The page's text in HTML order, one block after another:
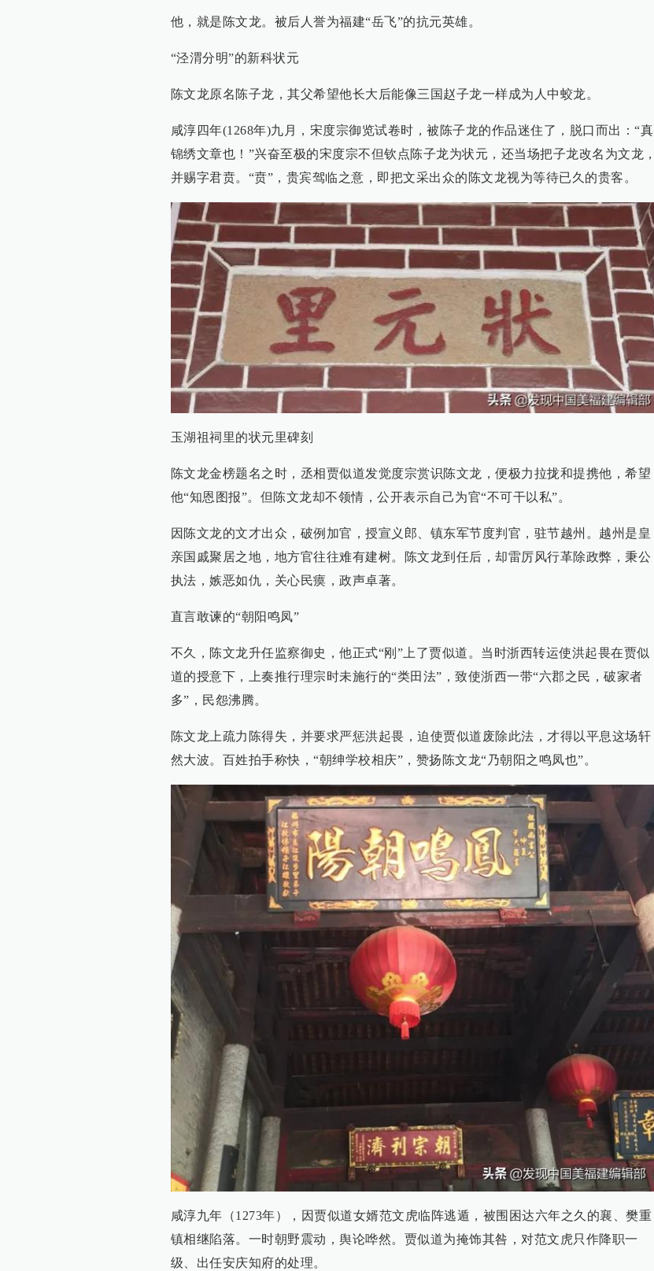
他，就是陈文龙。被后人誉为福建“岳飞”的抗元英雄。
“泾渭分明”的新科状元
陈文龙原名陈子龙，其父希望他长大后能像三国赵子龙一样成为人中蛟龙。
咸淳四年(1268年)九月，宋度宗御览试卷时，被陈子龙的作品迷住了，脱口而出：“真
锦绣文章也！”兴奋至极的宋度宗不但钦点陈子龙为状元，还当场把子龙改名为文龙，
并赐字君贲。“贲”，贵宾驾临之意，即把文采出众的陈文龙视为等待已久的贵客。
玉湖祖祠里的状元里碑刻
陈文龙金榜题名之时，丞相贾似道发觉度宗赏识陈文龙，便极力拉拢和提携他，希望
他“知恩图报”。但陈文龙却不领情，公开表示自己为官“不可干以私”。
因陈文龙的文才出众，破例加官，授宣义郎、镇东军节度判官，驻节越州。越州是皇
亲国戚聚居之地，地方官往往难有建树。陈文龙到任后，却雷厉风行革除政弊，秉公
执法，嫉恶如仇，关心民瘼，政声卓著。
直言敢谏的“朝阳鸣凤”
不久，陈文龙升任监察御史，他正式“刚”上了贾似道。当时浙西转运使洪起畏在贾似
道的授意下，上奏推行理宗时未施行的“类田法”，致使浙西一带“六郡之民，破家者
多”，民怨沸腾。
陈文龙上疏力陈得失，并要求严惩洪起畏，迫使贾似道废除此法，才得以平息这场轩
然大波。百姓拍手称快，“朝绅学校相庆”，赞扬陈文龙“乃朝阳之鸣凤也”。
咸淳九年（1273年），因贾似道女婿范文虎临阵逃遁，被围困达六年之久的襄、樊重
镇相继陷落。一时朝野震动，舆论哗然。贾似道为掩饰其咎，对范文虎只作降职一
级、出任安庆知府的处理。